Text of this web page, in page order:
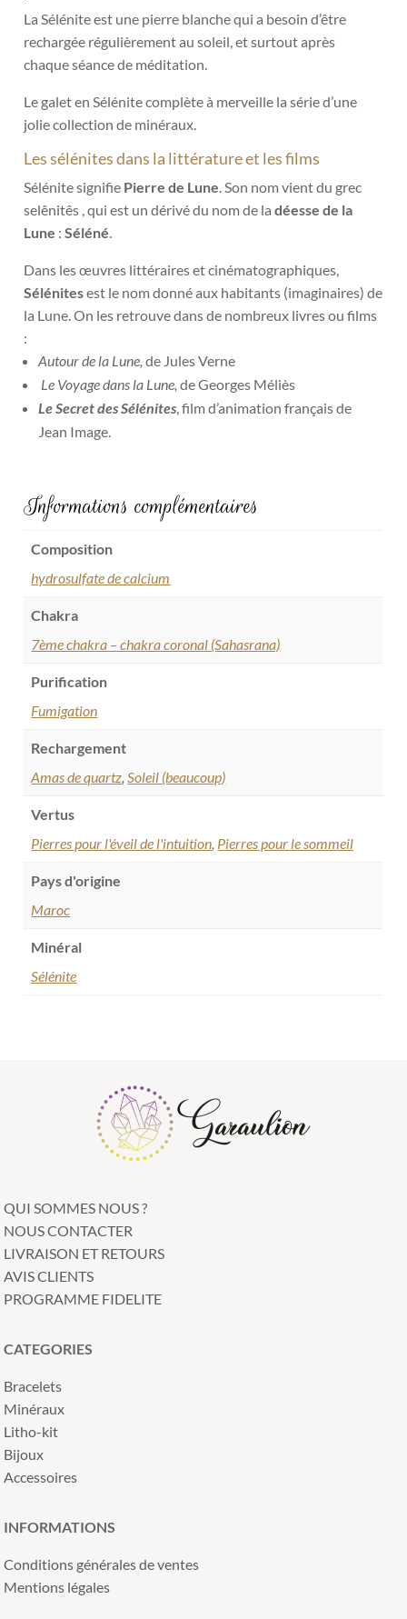
La Sélénite est une pierre blanche qui a besoin d’être
rechargée régulièrement au soleil, et surtout après
chaque séance de méditation.
Le galet en Sélénite complète à merveille la série d’une
jolie collection de minéraux.
Les sélénites dans la littérature et les films
Sélénite signifie Pierre de Lune . Son nom vient du grec
selênitês , qui est un dérivé du nom de ladéesse de la
Lune : Séléné
Dans lesœuvres littéraires et cinématographiques,
Sélénitesest le nom donné aux habitants (imaginaires) de
la Lune On les retrouve dans de nombreux livres ou films
:
Autour de la Lune, de Jules Verne
Le Voyage dans la Lune, de Georges Méliès
Le Secret des Sélénites , film d’animation français de
Jean Image.
Informations complémentaires
Composition
hydrosulfate de calcium
Chakra
7ème chakra – chakra coronal (Sahasrana)
Purification
Fumigation
Rechargement
Amas de quartz Soleil (beaucoup)
Vertus
Pierres pour l'éveil de l'intuition Pierres pour le sommeil
Pays d'origine
Maroc
Minéral
Sélénite
QUI SOMMES NOUS ?
NOUS CONTACTER
LIVRAISON ET RETOURS
AVIS CLIENTS
PROGRAMME FIDELITE
CATEGORIES
Bracelets
Minéraux
Litho-kit
Bijoux
Accessoires
INFORMATIONS
Conditions générales de ventes
Mentions légales